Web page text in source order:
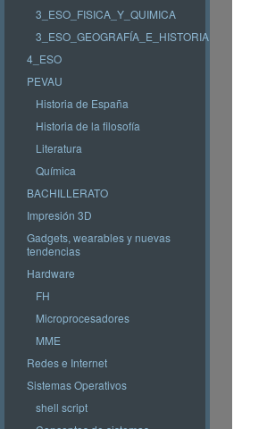
3_ESO_FISICA_Y_QUIMICA
3_ESO_GEOGRAFÍA_E_HISTORIA
4_ESO
PEVAU
Historia de España
Historia de la filosofía
Literatura
Química
BACHILLERATO
Impresión 3D
Gadgets, wearables y nuevas
tendencias
Hardware
FH
Microprocesadores
MME
Redes e Internet
Sistemas Operativos
shell script